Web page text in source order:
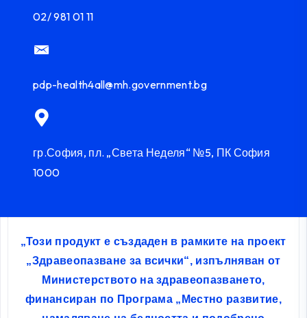
02/ 981 01 11
pdp-health4all@mh.government.bg
гр.София, пл. „Света Неделя“ №5, ПК София
1000
„Този продукт е създаден в рамките на проект
„Здравеопазване за всички“, изпълняван от
Министерството на здравеопазването,
финансиран по Програма „Местно развитие,